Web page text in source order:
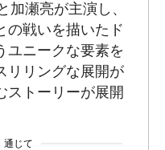
加瀬亮が主演し、
の戦いを描いたド
ユニークな要素を
リリングな展開が
ストーリーが展開
通じて